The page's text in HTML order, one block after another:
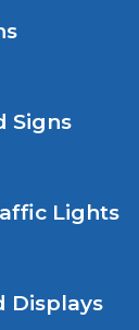
signalisation
signalisation
Signs
Sign Lights
Light
Displays